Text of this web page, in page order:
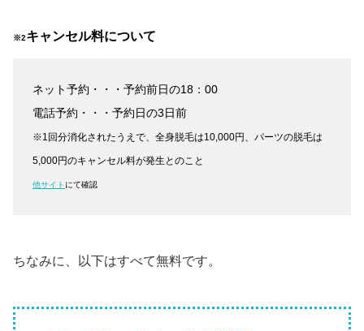
※2キャンセル料について
ネット予約・・・予約前日の18：00
電話予約・・・予約日の3日前
※1回分消化されたうえで、全身脱毛は10,000円、パーツの脱毛は
5,000円のキャンセル料が発生とのこと
他サイト にて確認
ちなみに、以下はすべて無料です。